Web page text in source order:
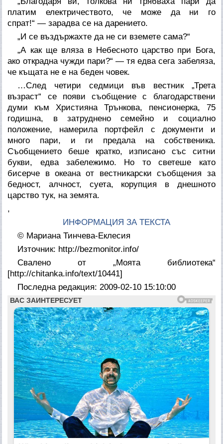
платим електричеството, че може да ни го
спрат!“ — зарадва се на дарението.
„И се въздържахте да не си вземете сама?“
„А как ще вляза в Небесното царство при Бога,
ако открадна чужди пари?“ — тя едва сега забеляза,
че къщата не е на беден човек.
…След четири седмици във вестник „Трета
възраст“ се появи съобщение с благодарствени
думи към Християна Трънкова, пенсионерка, 75
годишна, в затруднено семейно и социално
положение, намерила портфейл с документи и
много пари, и ги предала на собственика.
Съобщението беше кратко, изписано със ситни
букви, едва забележимо. Но то светеше като
бисерче в океана от вестникарски съобщения за
бедност, алчност, суета, корупция в днешното
царство тук, на земята.
,
ИНФОРМАЦИЯ ЗА ТЕКСТА
© Мариана Тинчева-Еклесия
Източник: http://bezmonitor.info/
Свалено от „Моята библиотека“
[http://chitanka.info/text/10441]
Последна редакция: 2009-02-10 15:10:00